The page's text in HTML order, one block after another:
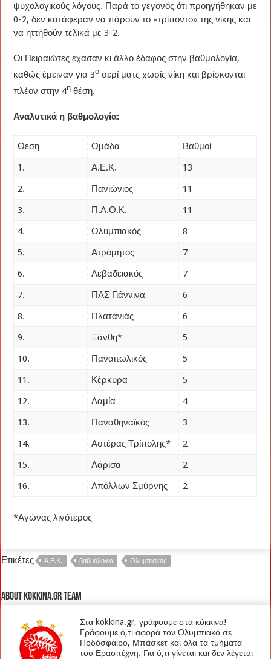
ψυχολογικούς λόγους. Παρά το γεγονός ότι προηγήθηκαν με
0-2, δεν κατάφεραν να πάρουν το «τρίποντο» της νίκης και
να ηττηθούν τελικά με 3-2.
Οι Πειραιώτες έχασαν κι άλλο έδαφος στην βαθμολογία,
καθώς έμειναν για 3ο σερί ματς χωρίς νίκη και βρίσκονται
πλέον στην 4η θέση.
Αναλυτικά η βαθμολογία:
Θέση Ομάδα
Βαθμοί
1.
Α.Ε.Κ.
13
2.
Πανιώνιος
11
3.
Π.Α.Ο.Κ.
11
4.
Ολυμπιακός
8
5.
Ατρόμητος
7
6.
Λεβαδειακός
7
7.
ΠΑΣ Γιάννινα
6
8.
Πλατανιάς
6
9.
Ξάνθη*
5
10.
Παναιτωλικός
5
11.
Κέρκυρα
5
12.
Λαμία
4
13.
Παναθηναϊκός
3
14.
Αστέρας Τρίπολης*
2
15.
Λάρισα
2
16.
Απόλλων Σμύρνης 2
*Αγώνας λιγότερος
Ετικέτες Α.Ε.Κ. βαθμολογία Ολυμπιακός
About kokkina.gr TEAM
Στα kokkina.gr, γράφουμε στα κόκκινα!
Γράφουμε ό,τι αφορά τον Ολυμπιακό σε
Ποδόσφαιρο, Μπάσκετ και όλα τα τμήματα
του Ερασιτέχνη. Για ό,τι γίνεται και δεν λέγεται